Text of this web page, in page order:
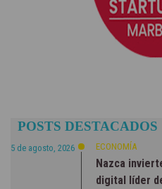
POSTS DESTACADOS
5 de agosto, 2026 ECONOMÍA
Nazca
digital líder